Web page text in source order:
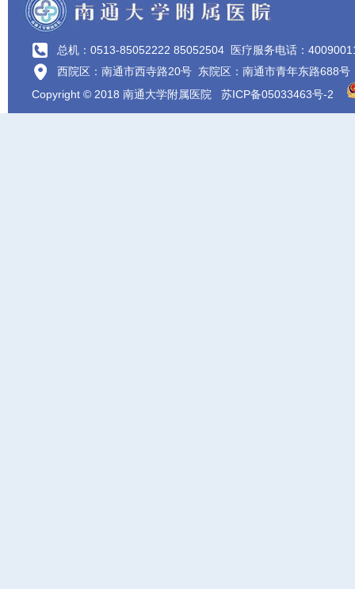
总机：0513-85052222 85052504 医疗服务电话：
西院区：南通市西寺路20号 东院区：南通市青年东路688号
Copyright © 2018 南通大学附属医院 苏ICP备05033463号-2